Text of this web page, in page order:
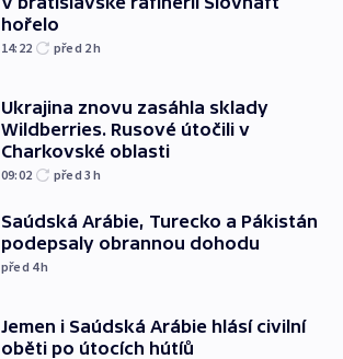
hořelo
14:22 před 2h
Ukrajina znovu zasáhla sklady
Wildberries. Rusové útočili v
Charkovské oblasti
09:02 před 3h
Saúdská Arábie, Turecko a Pákistán
podepsaly obrannou dohodu
před 4h
Jemen i Saúdská Arábie hlásí civilní
oběti po útocích hútíů